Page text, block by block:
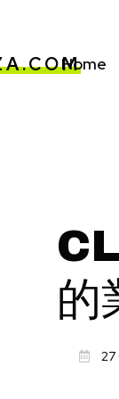
Home
的
27